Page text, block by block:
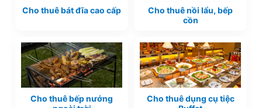
Cho thuê bát đĩa cao cấp
Cho thuê nồi lẩu, bếp
cồn
Cho thuê bếp nướng
Cho thuê dụng cụ tiệc